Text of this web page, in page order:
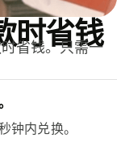
时省钱
省钱。只需一
钟内兑换。